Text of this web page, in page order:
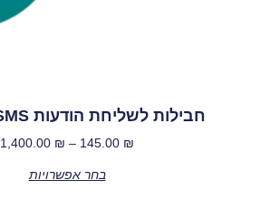
חבילות לשליחת הודעות SMS מעסקית
145.00 ₪
–
1,400.00 ₪
בחר אפשרויות